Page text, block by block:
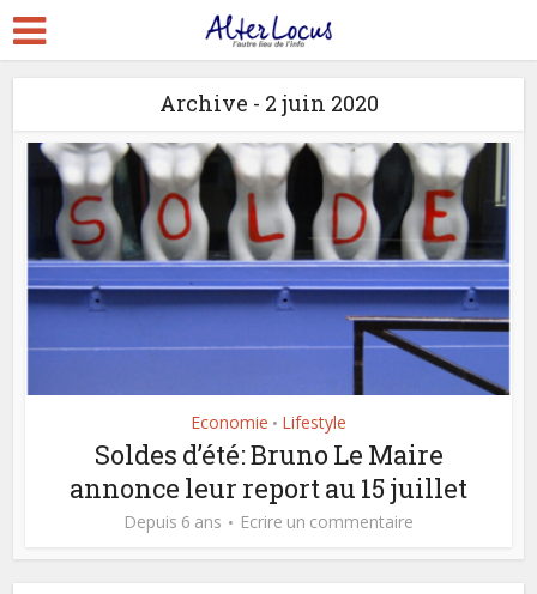
Archive - 2 juin 2020
Economie • Lifestyle
Soldes d’été: Bruno Le Maire
annonce leur report au 15 juillet
Depuis 6 ans Ecrire un commentaire